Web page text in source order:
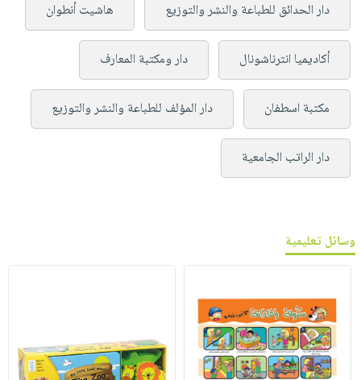
دار الحدائق للطباعة والنشر والتوزيع هاشيت أنطوان
أكاديميا انترناشونال دار ومكتبة المعارف
مكتبة اسطفان دار المؤلف للطباعة والنشر والتوزيع
دار الراتب الجامعية
وسائل تعليمية